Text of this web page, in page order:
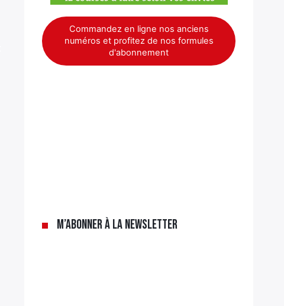
Commandez en ligne nos anciens
numéros et profitez de nos formules
d'abonnement
M’abonner à la newsletter